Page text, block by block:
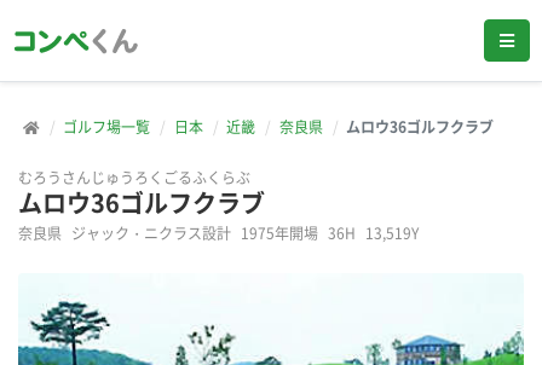
ゴルフ場一覧 日本 近畿 奈良県 ムロウ36ゴルフクラブ
むろうさんじゅうろくごるふくらぶ
ムロウ36ゴルフクラブ
奈良県 ジャック・ニクラス設計 1975年開場 36H 13,519Y